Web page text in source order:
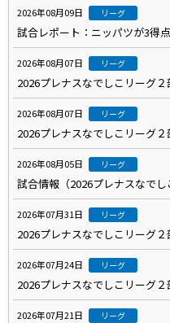
2026年08月09日 リーグ
試合レポート：ニッパツが3得
2026年08月07日 リーグ
2026プレナスなでしこリーグ
2026年08月07日 リーグ
2026プレナスなでしこリーグ
2026年08月05日 リーグ
試合情報（2026プレナスなでし
2026年07月31日 リーグ
2026プレナスなでしこリーグ
2026年07月24日 リーグ
2026プレナスなでしこリーグ
2026年07月21日 リーグ